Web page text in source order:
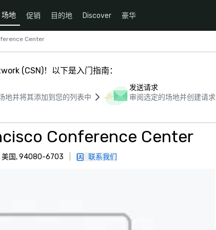
场地 促销 目的地 Discover 豪华
Center
(CSN)！以下是入门指南：
地并将其添加到您的列表中
发送请求
审阅选定的场地并创建请求
Conference Center
美国, 94080-6703 联系我们